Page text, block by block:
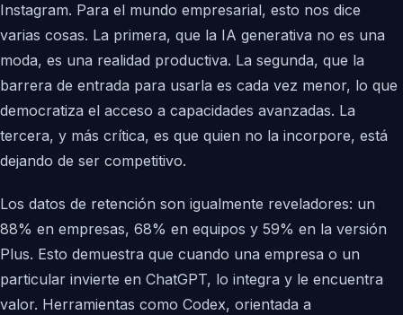
Instagram. Para el mundo empresarial, esto nos dice
varias cosas. La primera, que la IA generativa no es una
moda, es una realidad productiva. La segunda, que la
barrera de entrada para usarla es cada vez menor, lo que
democratiza el acceso a capacidades avanzadas. La
tercera, y más crítica, es que quien no la incorpore, está
dejando de ser competitivo.
Los datos de retención son igualmente reveladores: un
88% en empresas, 68% en equipos y 59% en la versión
Plus. Esto demuestra que cuando una empresa o un
particular invierte en ChatGPT, lo integra y le encuentra
valor. Herramientas como Codex, orientada a